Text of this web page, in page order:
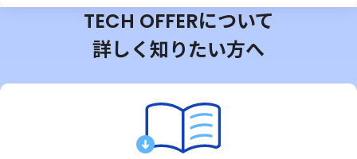
TECH OFFERについて
詳しく知りたい方へ